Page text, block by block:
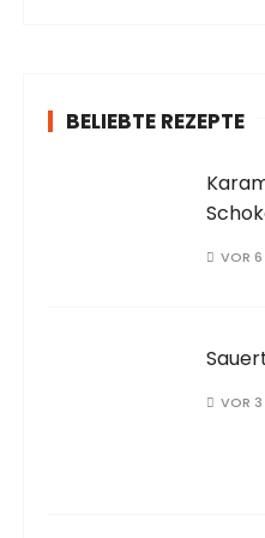
BELIEBTE REZEPTE
VOR 6
VOR 3